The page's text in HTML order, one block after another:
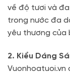
về độ tươi và
trong nước đa
yêu thương của
2. Kiểu Dáng
Vuonhoatuoi.vn